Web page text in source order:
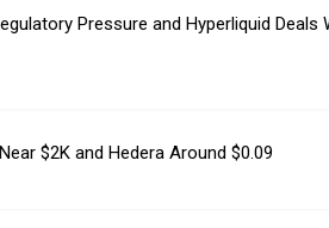
Pressure and Hyperliquid Deals
$2K and Hedera Around $0.09